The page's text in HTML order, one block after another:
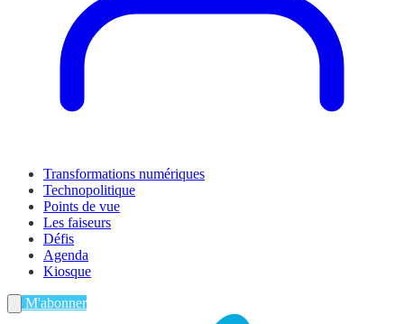
Transformations numériques
Technopolitique
Points de vue
Les faiseurs
Défis
Agenda
Kiosque
M'abonner